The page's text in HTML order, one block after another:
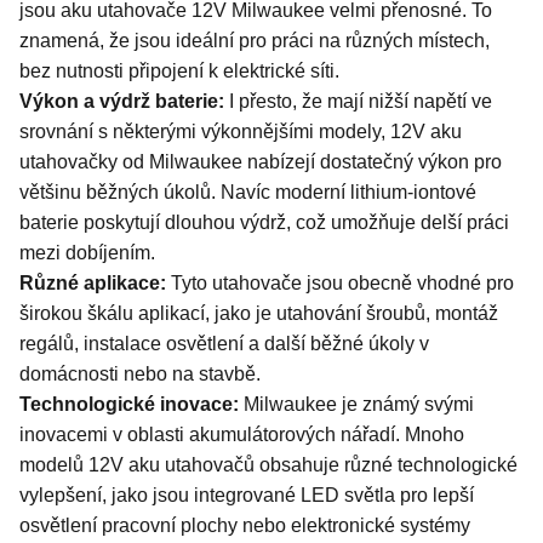
jsou aku utahovače 12V Milwaukee velmi přenosné. To
znamená, že jsou ideální pro práci na různých místech,
bez nutnosti připojení k elektrické síti.
Výkon a výdrž baterie: I přesto, že mají nižší napětí ve
srovnání s některými výkonnějšími modely, 12V aku
utahovačky od Milwaukee nabízejí dostatečný výkon pro
většinu běžných úkolů. Navíc moderní lithium-iontové
baterie poskytují dlouhou výdrž, což umožňuje delší práci
mezi dobíjením.
Různé aplikace: Tyto utahovače jsou obecně vhodné pro
širokou škálu aplikací, jako je utahování šroubů, montáž
regálů, instalace osvětlení a další běžné úkoly v
domácnosti nebo na stavbě.
Technologické inovace: Milwaukee je známý svými
inovacemi v oblasti akumulátorových nářadí. Mnoho
modelů 12V aku utahovačů obsahuje různé technologické
vylepšení, jako jsou integrované LED světla pro lepší
osvětlení pracovní plochy nebo elektronické systémy